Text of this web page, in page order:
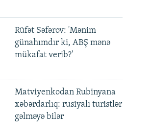
Rüfət Səfərov: 'Mənim
günahımdır ki, ABŞ mənə
mükafat verib?'
Matviyenkodan Rubinyana
xəbərdarlıq: rusiyalı turistlər
gəlməyə bilər